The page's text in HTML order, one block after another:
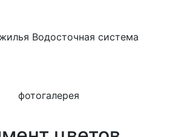
Водосточная система
фотогалерея